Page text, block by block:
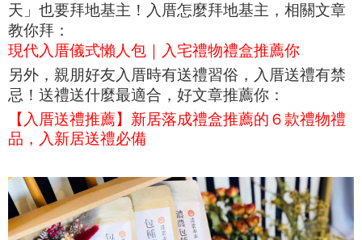
天」也要拜地基主！入厝怎麼拜地基主，相關文章
教你拜：
現代入厝儀式懶人包｜入宅禮物禮盒推薦你
另外，親朋好友入厝時有送禮習俗，入厝送禮有禁
忌！送禮送什麼最適合，好文章推薦你：
【入厝送禮推薦】新居落成禮盒推薦的６款禮物禮
品，入新居送禮必備